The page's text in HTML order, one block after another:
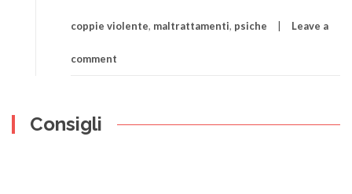
coppie violente, maltrattamenti, psiche Leave a
comment
Consigli